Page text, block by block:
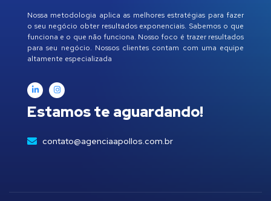
Nossa metodologia aplica as melhores estratégias para fazer
o seu negócio obter resultados exponenciais. Sabemos o que
funciona e o que não funciona. Nosso foco é trazer resultados
para seu negócio. Nossos clientes contam com uma equipe
altamente especializada
Estamos te aguardando!
contato@agenciaapollos.com.br